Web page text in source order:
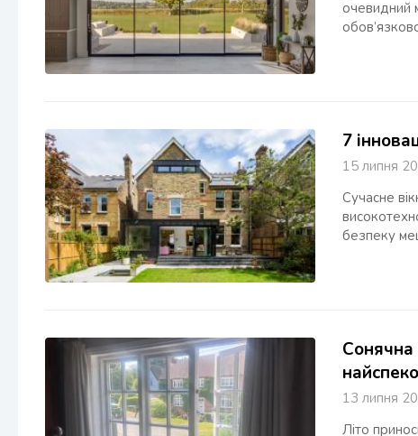
очевидний
7
15 липня
Сучасне
безпеку
Сонячна
13 липня
Літо